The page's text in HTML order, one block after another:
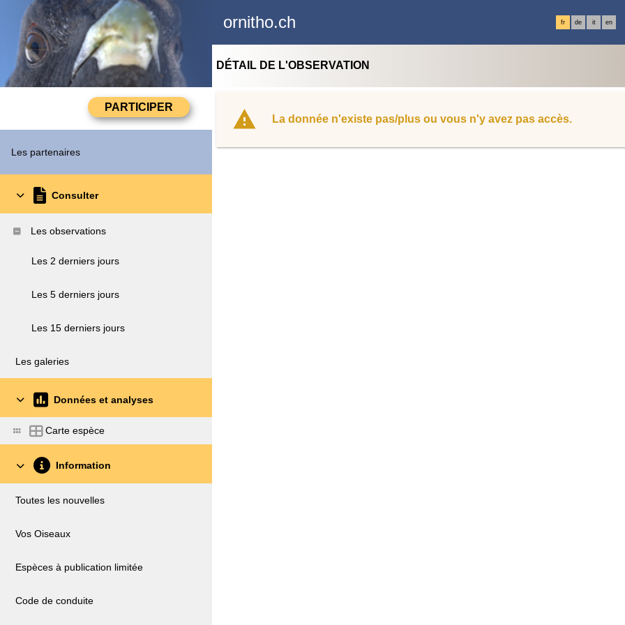
ornitho.ch fr de it en
Les partenaires
Consulter
Les observations
Les 2 derniers jours
Les 5 derniers jours
Les 15 derniers jours
Les galeries
Données et analyses
Carte espèce
Information
Toutes les nouvelles
Vos Oiseaux
Espèces à publication limitée
Code de conduite
DÉTAIL DE L'OBSERVATION
La donnée n'existe pas/plus ou vous n'y avez pas accès.